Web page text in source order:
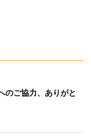
のご協力、ありがと